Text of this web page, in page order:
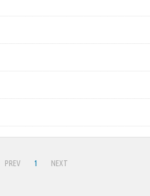
PREV 1 NEXT